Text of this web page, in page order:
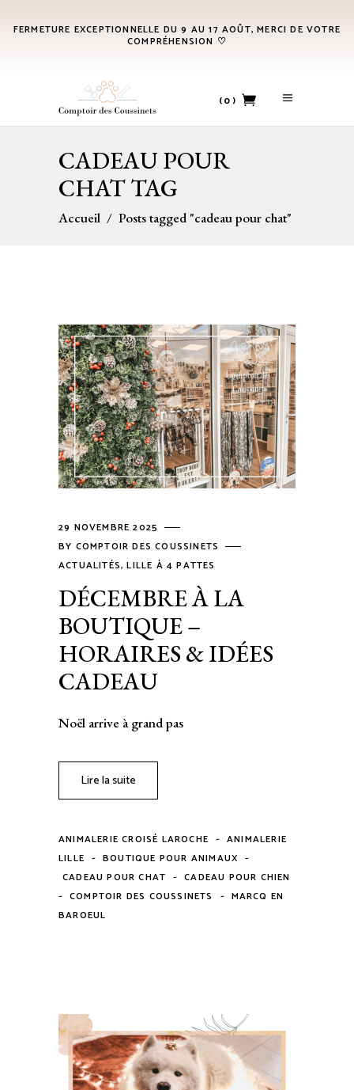
FERMETURE EXCEPTIONNELLE DU 9 AU 17 AOÛT, MERCI DE VOTRE
COMPRÉHENSION ♡
(0)
No products in the cart.
CADEAU POUR
CHAT TAG
Accueil / Posts tagged "cadeau pour chat"
29 NOVEMBRE 2025
BY COMPTOIR DES COUSSINETS
ACTUALITÉS,LILLE À 4 PATTES
DÉCEMBRE À LA
BOUTIQUE –
HORAIRES & IDÉES
CADEAU
Noël arrive à grand pas
Lire la suite
ANIMALERIE CROISÉ LAROCHE - ANIMALERIE
LILLE - BOUTIQUE POUR ANIMAUX -
CADEAU POUR CHAT - CADEAU POUR CHIEN
- COMPTOIR DES COUSSINETS - MARCQ EN
BAROEUL